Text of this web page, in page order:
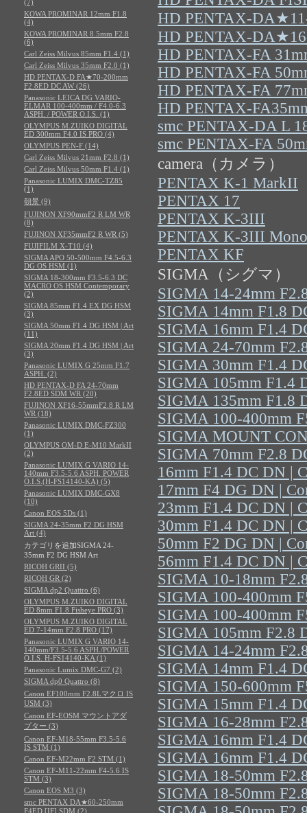
HD PENTAX-
HD PENTAX-
HD PENTAX-FA
HD PENTAX-FA
HD PENTAX-FA
HD PENTAX-
smc PENTAX-DA L
smc PENTAX-FA
camera（カメラ）
PENTAX K-1 MarkII
PENTAX 17
PENTAX K-3III
PENTAX K-3III
PENTAX KF
SIGMA（シグマ）
SIGMA 14-24mm
SIGMA 14mm F1.8
SIGMA 16mm F1.4
SIGMA 24-70mm
SIGMA 30mm F1.4
SIGMA 105mm F1.4
SIGMA 135mm F1.8
SIGMA 100-400mm
SIGMA MOUNT
SIGMA 70mm F2.8
16mm F1.4 DC DN |
17mm F4 DG DN |
23mm F1.4 DC DN |
30mm F1.4 DC DN |
50mm F2 DG DN |
56mm F1.4 DC DN |
SIGMA 10-18mm
SIGMA 100-400mm
SIGMA 100-400mm
SIGMA 105mm F2.8
SIGMA 14-24mm
SIGMA 14mm F1.4
SIGMA 150-600mm
SIGMA 15mm F1.4
SIGMA 16-28mm
SIGMA 16mm F1.4
SIGMA 16mm F1.4
SIGMA 18-50mm
SIGMA 18-50mm
(7)
KOWA PROMINAR 12mm F1.8
(4)
KOWA PROMINAR 8.5mm F2.8
(6)
Carl Zeiss Milvus 85mm F1.4 (1)
Carl Zeiss Milvus 35mm F2.0 (1)
HD PENTAX-D FA★70-200mm
F2.8ED DC AW (26)
Panasonic LEICA DG VARIO-
ELMAR 100-400mm / F4.0-6.3
ASPH. / POWER O.I.S. (1)
OLYMPUS M.ZUIKO DIGITAL
ED 300mm F4.0 IS PRO (4)
OLYMPUS PEN-F (14)
Carl Zeiss Milvus 21mm F2.8 (1)
Carl Zeiss Milvus 50mm F1.4 (1)
Panasonic LUMIX DMC-TZ85
(1)
朝景 (9)
FUJINON XF90mmF2 R LM WR
(8)
FUJINON XF35mmF2 R WR (5)
FUJIFILM X-T10 (4)
SIGMA APO 50-500mm F4.5-6.3
DG OS HSM (1)
SIGMA 18-300mm F3.5-6.3 DC
MACRO OS HSM Contemporary
(2)
SIGMA 85mm F1.4 EX DG HSM
(3)
SIGMA 50mm F1.4 DG HSM | Art
(11)
SIGMA 20mm F1.4 DG HSM | Art
(3)
Panasonic LUMIX G 25mm F1.7
ASPH. (2)
HD PENTAX-D FA 24-70mm
F2.8ED SDM WR (20)
FUJINON XF16-55mmF2.8 R LM
WR (18)
Panasonic LUMIX DMC-FZ300
(1)
OLYMPUS OM-D E-M10 MarkII
(2)
Panasonic LUMIX G VARIO 14-
140mm F3.5-5.6 ASPH. POWER
O.I.S.(H-FS14140-KA) (5)
Panasonic LUMIX DMC-GX8
(10)
Canon EOS 5Ds (1)
SIGMA 24-35mm F2 DG HSM
Art (4)
カテゴリを追加SIGMA 24-
35mm F2 DG HSM Art
RICOH GRII (5)
RICOH GR (2)
SIGMA dp2 Quattro (6)
OLYMPUS M.ZUIKO DIGITAL
ED 8mm F1.8 Fisheye PRO (3)
OLYMPUS M.ZUIKO DIGITAL
ED 7-14mm F2.8 PRO (17)
Panasonic LUMIX G VARIO 14-
140mm/F3.5-5.6 ASPH./POWER
O.I.S. H-FS14140-KA (1)
Panasonic Lumix DMC-G7 (2)
SIGMA dp0 Quattro (8)
Canon EF100mm F2.8Lマクロ IS
USM (3)
Canon EF-EOSM マウントアダ
プター (3)
Canon EF-M18-55mm F3.5-5.6
IS STM (1)
Canon EF-M22mm F2 STM (1)
Canon EF-M11-22mm F4-5.6 IS
STM (3)
Canon EOS M3 (3)
smc PENTAX DA★60-250mm
F4ED [IF] SDM (2)